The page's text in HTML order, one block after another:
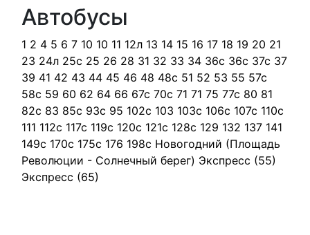
Автобусы
1 2 4 5 6 7 10 10 11 12л 13 14 15 16 17 18 19 20 21
23 24л 25с 25 26 28 31 32 33 34 36c 36с 37с 37
39 41 42 43 44 45 46 48 48с 51 52 53 55 57с
58с 59 60 62 64 66 67с 70с 71 71 75 77с 80 81
82с 83 85с 93с 95 102с 103 103с 106с 107с 110с
111 112с 117с 119с 120с 121с 128с 129 132 137 141
149с 170с 175с 176 198с Новогодний (Площадь
Революции - Солнечный берег) Экспресс (55)
Экспресс (65)